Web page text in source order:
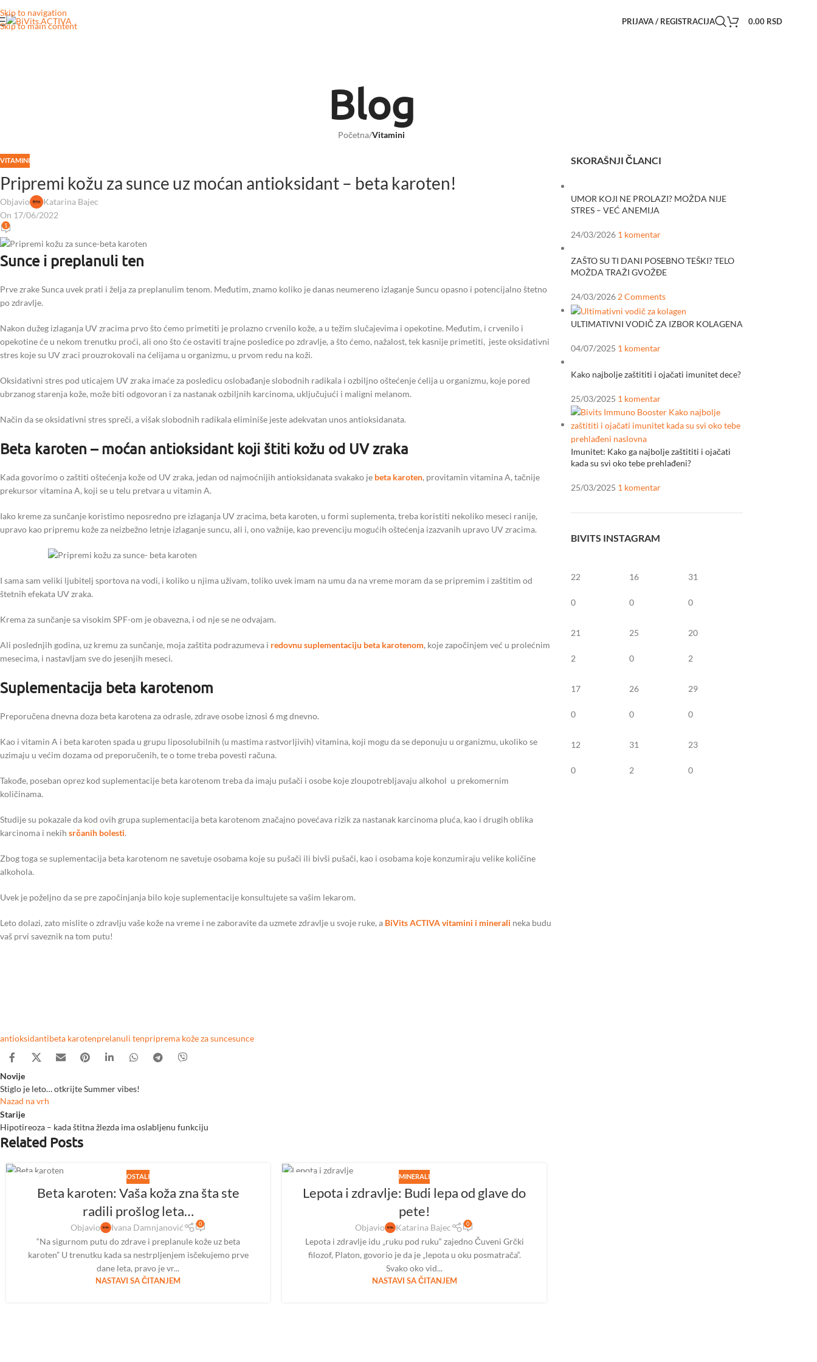
Skip to navigation
Skip to main content
PRIJAVA / REGISTRACIJA 0.00 RSD
Blog
Početna/Vitamini
VITAMINI
Pripremi kožu za sunce uz moćan antioksidant – beta karoten!
Objavio
Katarina Bajec
On 17/06/2022
1
Sunce i preplanuli ten
Prve zrake Sunca uvek prati i želja za preplanulim tenom. Međutim, znamo koliko je danas neumereno izlaganje Suncu opasno i potencijalno štetno
po zdravlje.
Nakon dužeg izlaganja UV zracima prvo što ćemo primetiti je prolazno crvenilo kože, a u težim slučajevima i opekotine. Međutim, i crvenilo i
opekotine će u nekom trenutku proći, ali ono što će ostaviti trajne posledice po zdravlje, a što ćemo, nažalost, tek kasnije primetiti, jeste oksidativni
stres koje su UV zraci prouzrokovali na ćelijama u organizmu, u prvom redu na koži.
Oksidativni stres pod uticajem UV zraka imaće za posledicu oslobađanje slobodnih radikala i ozbiljno oštećenje ćelija u organizmu, koje pored
ubrzanog starenja kože, može biti odgovoran i za nastanak ozbiljnih karcinoma, uključujući i maligni melanom.
Način da se oksidativni stres spreči, a višak slobodnih radikala eliminiše jeste adekvatan unos antioksidanata.
Beta karoten – moćan antioksidant koji štiti kožu od UV zraka
Kada govorimo o zaštiti oštećenja kože od UV zraka, jedan od najmoćnijih antioksidanata svakako je beta karoten, provitamin vitamina A, tačnije
prekursor vitamina A, koji se u telu pretvara u vitamin A.
Iako kreme za sunčanje koristimo neposredno pre izlaganja UV zracima, beta karoten, u formi suplementa, treba koristiti nekoliko meseci ranije,
upravo kao pripremu kože za neizbežno letnje izlaganje suncu, ali i, ono važnije, kao prevenciju mogućih oštećenja izazvanih upravo UV zracima.
I sama sam veliki ljubitelj sportova na vodi, i koliko u njima uživam, toliko uvek imam na umu da na vreme moram da se pripremim i zaštitim od
štetnih efekata UV zraka.
Krema za sunčanje sa visokim SPF-om je obavezna, i od nje se ne odvajam.
Ali poslednjih godina, uz kremu za sunčanje, moja zaštita podrazumeva i redovnu suplementaciju beta karotenom, koje započinjem već u prolećnim
mesecima, i nastavljam sve do jesenjih meseci.
Suplementacija beta karotenom
Preporučena dnevna doza beta karotena za odrasle, zdrave osobe iznosi 6 mg dnevno.
Kao i vitamin A i beta karoten spada u grupu liposolubilnih (u mastima rastvorljivih) vitamina, koji mogu da se deponuju u organizmu, ukoliko se
uzimaju u većim dozama od preporučenih, te o tome treba povesti računa.
Takođe, poseban oprez kod suplementacije beta karotenom treba da imaju pušači i osobe koje zloupotrebljavaju alkohol u prekomernim
količinama.
Studije su pokazale da kod ovih grupa suplementacija beta karotenom značajno povećava rizik za nastanak karcinoma pluća, kao i drugih oblika
karcinoma i nekih srčanih bolesti.
Zbog toga se suplementacija beta karotenom ne savetuje osobama koje su pušači ili bivši pušači, kao i osobama koje konzumiraju velike količine
alkohola.
Uvek je poželjno da se pre započinjanja bilo koje suplementacije konsultujete sa vašim lekarom.
Leto dolazi, zato mislite o zdravlju vaše kože na vreme i ne zaboravite da uzmete zdravlje u svoje ruke, a BiVits ACTIVA vitamini i minerali neka budu
vaš prvi saveznik na tom putu!
antioksidantibeta karotenprelanuli tenpriprema kože za suncesunce
Novije
Stiglo je leto… otkrijte Summer vibes!
Nazad na vrh
Starije
Hipotireoza – kada štitna žlezda ima oslabljenu funkciju
Related Posts
OSTALI
Beta karoten: Vaša koža zna šta ste
radili prošlog leta…
Objavio Ivana Damnjanović 0
“Na sigurnom putu do zdrave i preplanule kože uz beta
karoten” U trenutku kada sa nestrpljenjem isčekujemo prve
dane leta, pravo je vr...
NASTAVI SA ČITANJEM
MINERALI
Lepota i zdravlje: Budi lepa od glave do
pete!
Objavio Katarina Bajec 0
Lepota i zdravlje idu „ruku pod ruku“ zajedno Čuveni Grčki
filozof, Platon, govorio je da je „lepota u oku posmatrača“.
Svako oko vid...
NASTAVI SA ČITANJEM
SKORAŠNJI ČLANCI
UMOR KOJI NE PROLAZI? MOŽDA NIJE
STRES – VEĆ ANEMIJA
24/03/2026 1 komentar
ZAŠTO SU TI DANI POSEBNO TEŠKI? TELO
MOŽDA TRAŽI GVOŽĐE
24/03/2026 2 Comments
ULTIMATIVNI VODIČ ZA IZBOR KOLAGENA
04/07/2025 1 komentar
Kako najbolje zaštititi i ojačati imunitet dece?
25/03/2025 1 komentar
Imunitet: Kako ga najbolje zaštititi i ojačati
kada su svi oko tebe prehlađeni?
25/03/2025 1 komentar
BIVITS INSTAGRAM
22
0
16
0
31
0
21
2
25
0
20
2
17
0
26
0
29
0
12
0
31
2
23
0